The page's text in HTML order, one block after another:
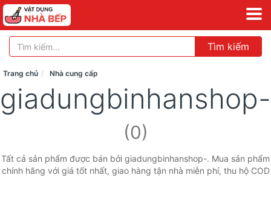
Tìm kiếm
Trang chủ Nhà cung cấp
giadungbinhanshop-
(0)
Tất cả sản phẩm được bán bởi giadungbinhanshop-. Mua sản phẩm
chính hãng với giá tốt nhất, giao hàng tận nhà miễn phí, thu hộ COD